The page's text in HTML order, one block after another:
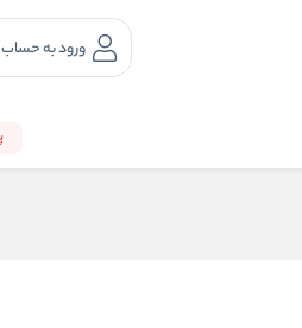
ورود به حساب